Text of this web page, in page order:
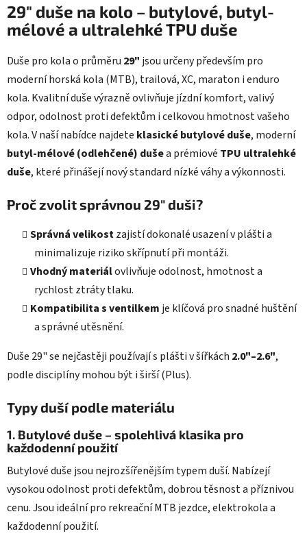
p
r
v
k
v
ý
p
i
s
u
29" duše na kolo – butylové, butyl-
mélové a ultralehké TPU duše
Duše pro kola o průměru 29" jsou určeny především pro
moderní horská kola (MTB), trailová, XC, maraton i enduro
kola. Kvalitní duše výrazně ovlivňuje jízdní komfort, valivý
odpor, odolnost proti defektům i celkovou hmotnost vašeho
kola. V naší nabídce najdete klasické butylové duše, moderní
butyl-mélové (odlehčené) dušea prémiové TPU ultralehké
duše, které přinášejí nový standard nízké váhy a výkonnosti.
Proč zvolit správnou 29" duši?
Správná velikostzajistí dokonalé usazení v plášti a
minimalizuje riziko skřípnutí při montáži.
Vhodný materiálovlivňuje odolnost, hmotnost a
rychlost ztráty tlaku.
Kompatibilita s ventilkem je klíčová pro snadné huštění
a správné utěsnění.
Duše 29" se nejčastěji používají s plášti v šířkách 2.0"–2.6",
podle disciplíny mohou být i širší (Plus).
Typy duší podle materiálu
1. Butylové duše – spolehlivá klasika pro
každodenní použití
Butylové duše jsou nejrozšířenějším typem duší. Nabízejí
vysokou odolnost proti defektům, dobrou těsnost a příznivou
cenu. Jsou ideální pro rekreační MTB jezdce, elektrokola a
každodenní použití.